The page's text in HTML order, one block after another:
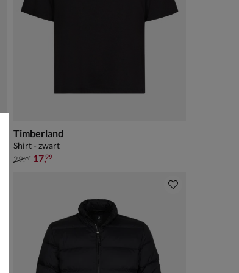
Timberland
Shirt - zwart
van € 29,99 voor € 17,99
29,99 17,99